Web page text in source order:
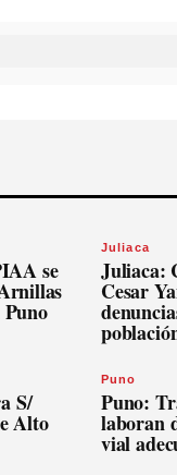
se
Juliaca
Juliaca:
Cesar
S/
Alto
Puno
Puno:
laboran
vial